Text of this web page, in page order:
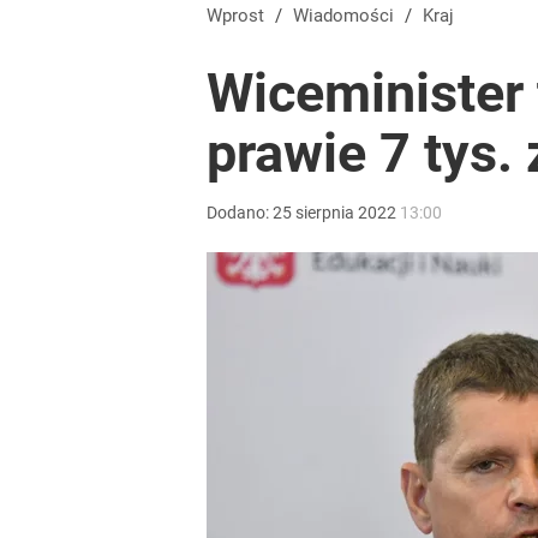
Szykuje się przełom? Donald Trump mówił o
Nowy sondaż po wtargnięciu rakiety na
Wprost / Wiadomości / Kraj
Wiceminister
prawie 7 tys.
Dodano:25 sierpnia 2022 13:00